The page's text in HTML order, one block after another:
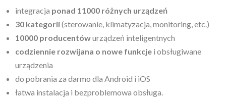
integracja ponad 11000 różnych urządzeń
30 kategorii(sterowanie, klimatyzacja, monitoring, etc.)
10000 producentówurządzeń inteligentnych
codziennie rozwijana o nowe funkcje i obsługiwane
urządzenia
do pobrania za darmo dla Android i iOS
łatwa instalacja i bezproblemowa obsługa.